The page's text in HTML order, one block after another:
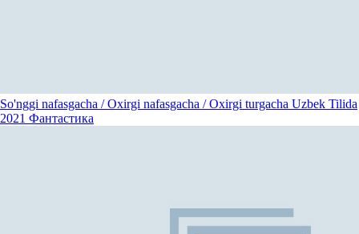
So'nggi nafasgacha / Oxirgi nafasgacha / Oxirgi turgacha Uzbek Tilida
2021 Фантастика